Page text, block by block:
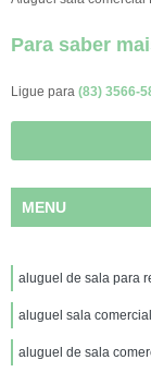
Para saber
Ligue para (83) 3566-
MENU
aluguel de sala para
aluguel sala
aluguel de sala